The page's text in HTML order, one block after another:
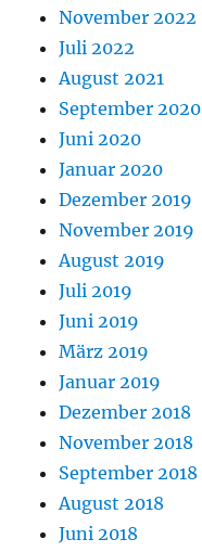
November 2022
Juli 2022
August 2021
September 2020
Juni 2020
Januar 2020
Dezember 2019
November 2019
August 2019
Juli 2019
Juni 2019
März 2019
Januar 2019
Dezember 2018
November 2018
September 2018
August 2018
Juni 2018